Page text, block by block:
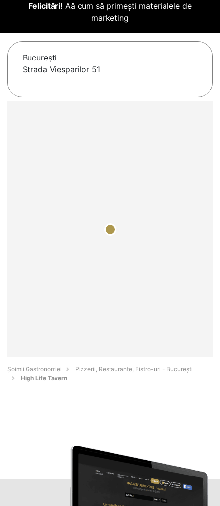
Felicitări! Aă cum să primești materialele de
marketing
Bucureşti
Strada Viesparilor 51
Șoimii Gastronomiei
Pizzerii, Restaurante, Bistro-uri - Bucureşti
High Life Tavern